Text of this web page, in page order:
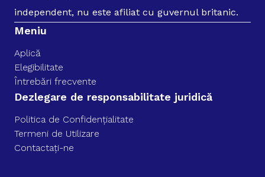
independent, nu este afiliat cu guvernul britanic.
Meniu
Aplică
Elegibilitate
Întrebări frecvente
Dezlegare de responsabilitate juridică
Politica de Confidențialitate
Termeni de Utilizare
Contactați-ne